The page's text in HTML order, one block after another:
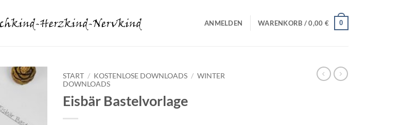
ANMELDEN WARENKORB /0,00 € 0
START / KOSTENLOSE DOWNLOADS / WINTER
DOWNLOADS
Eisbär Bastelvorlage